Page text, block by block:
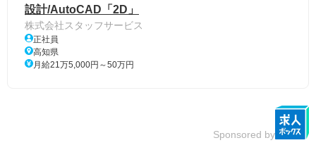
設計/AutoCAD「2D」
株式会社スタッフサービス
正社員
高知県
月給21万5,000円～50万円
Sponsored by